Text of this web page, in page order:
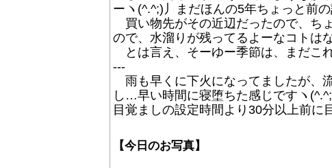
ーヽ(^.^;)丿まだほんの5年ちょっと前
買い物先がその近辺だったので、ち
ので、水溜りが残ってるよーなコトは
とは言え、そーゆー季節は、まだこ
---
雨も早くに下火になってましたが、
し…早い時間に寝堕ちた感じですヽ
目覚ましの設定時間より30分以上前
【今日のお写真】